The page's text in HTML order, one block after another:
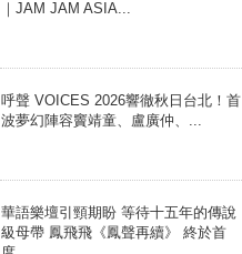
｜JAM JAM ASIA...
呼聲 VOICES 2026響徹秋日台北！首
波夢幻陣容竇靖童、盧廣仲、...
華語樂壇引頸期盼 等待十五年的傳說
級母帶 鳳飛飛《鳳聲再續》 終於首